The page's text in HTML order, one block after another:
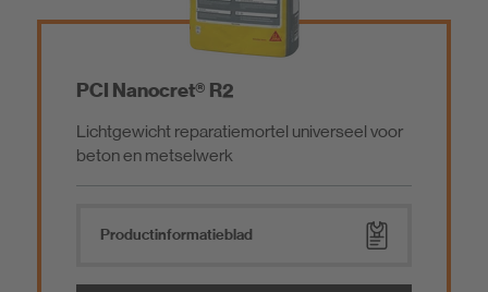
PCI Nanocret® R2
Lichtgewicht reparatiemortel universeel voor
beton en metselwerk
Product­informatieblad